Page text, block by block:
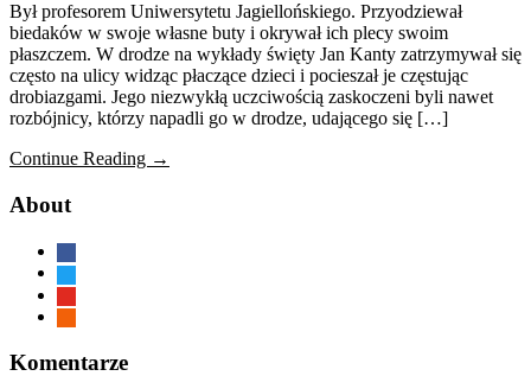
Był profesorem Uniwersytetu Jagiellońskiego. Przyodziewał
biedaków w swoje własne buty i okrywał ich plecy swoim
płaszczem. W drodze na wykłady święty Jan Kanty zatrzymywał się
często na ulicy widząc płaczące dzieci i pocieszał je częstując
drobiazgami. Jego niezwykłą uczciwością zaskoczeni byli nawet
rozbójnicy, którzy napadli go w drodze, udającego się […]
Continue Reading →
About
facebook
twitter
youtube
rss
Komentarze